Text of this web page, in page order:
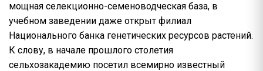
мощная селекционно-семеноводческая база, в
учебном заведении даже открыт филиал
Национального банка генетических ресурсов растений.
К слову, в начале прошлого столетия
сельхозакадемию посетил всемирно известный